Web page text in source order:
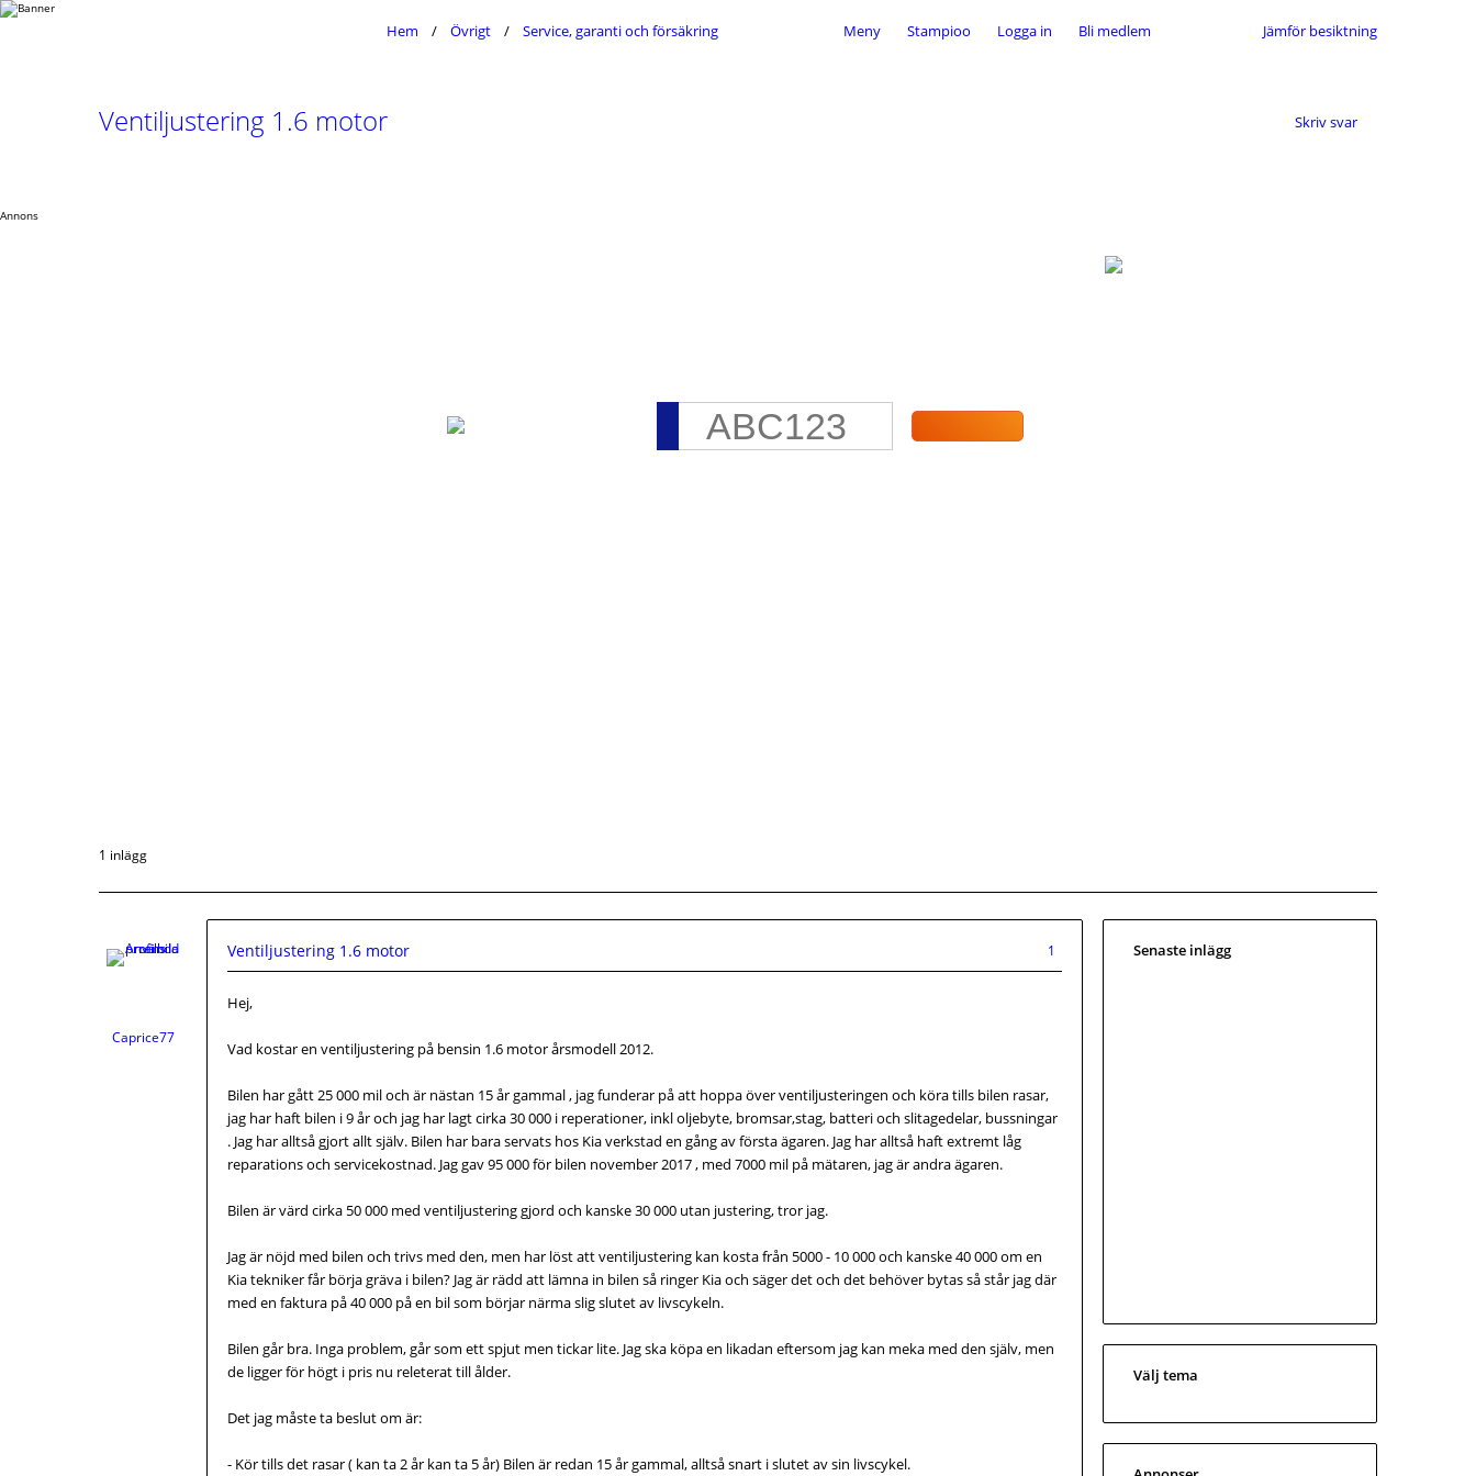
Meny Stampioo Logga in Bli medlem Jämför besiktning
Hem Övrigt Service, garanti och försäkring
Ventiljustering 1.6 motor Skriv svar
Annons
1 inlägg
Caprice77
Ventiljustering 1.6 motor 1
Hej,
Vad kostar en ventiljustering på bensin 1.6 motor årsmodell 2012.
Bilen har gått 25 000 mil och är nästan 15 år gammal , jag funderar på att hoppa över ventiljusteringen och köra tills bilen rasar,
jag har haft bilen i 9 år och jag har lagt cirka 30 000 i reperationer, inkl oljebyte, bromsar,stag, batteri och slitagedelar, bussningar
. Jag har alltså gjort allt själv. Bilen har bara servats hos Kia verkstad en gång av första ägaren. Jag har alltså haft extremt låg
reparations och servicekostnad. Jag gav 95 000 för bilen november 2017 , med 7000 mil på mätaren, jag är andra ägaren.
Bilen är värd cirka 50 000 med ventiljustering gjord och kanske 30 000 utan justering, tror jag.
Jag är nöjd med bilen och trivs med den, men har löst att ventiljustering kan kosta från 5000 - 10 000 och kanske 40 000 om en
Kia tekniker får börja gräva i bilen? Jag är rädd att lämna in bilen så ringer Kia och säger det och det behöver bytas så står jag där
med en faktura på 40 000 på en bil som börjar närma slig slutet av livscykeln.
Bilen går bra. Inga problem, går som ett spjut men tickar lite. Jag ska köpa en likadan eftersom jag kan meka med den själv, men
de ligger för högt i pris nu releterat till ålder.
Det jag måste ta beslut om är:
- Kör tills det rasar ( kan ta 2 år kan ta 5 år) Bilen är redan 15 år gammal, alltså snart i slutet av sin livscykel.
Senaste inlägg
Välj tema